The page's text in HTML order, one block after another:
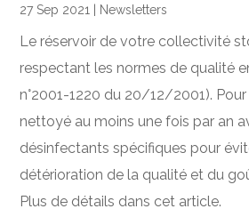
27 Sep 2021 Newsletters
Le réservoir de votre collectivité
respectant les normes de qualité
n°2001-1220 du 20/12/2001).
nettoyé au moins une fois par an
désinfectants spécifiques pour
détérioration de la qualité et du
Plus de détails dans cet article.